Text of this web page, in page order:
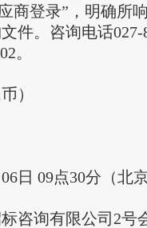
商登录”，明确所
件。咨询电话027-
。
）
日 09点30分（北
询有限公司2号